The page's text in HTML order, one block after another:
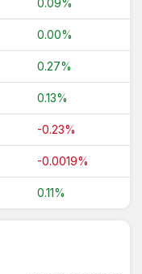
0.09%
0.00%
0.27%
0.13%
-0.23%
-0.0019%
0.11%